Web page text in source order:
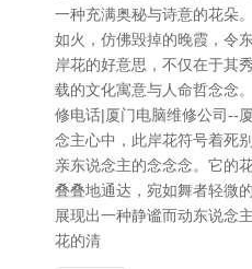
一种充满奥秘与诗意的花朵
如火，仿佛毁掉的晚霞，令
岸花的好意思，不仅在于其
载的文化寓意与人命哲念念
修电话|厦门电脑维修公司--
念主心中，此岸花符号着死
亲东说念主的念念念。它的
叠叠地通达，宛如舞者轻微
展现出一种静谧而动东说念
花的清